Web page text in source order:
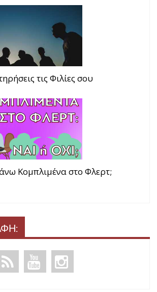
τις Φιλίες σου
Κομπλιμένα στο Φλερτ;